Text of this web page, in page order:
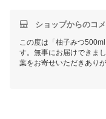
ショップからのコ
この度は「柚子みつ
す。無事にお届けできま
葉をお寄せいただきあり
さしいはちみつの甘さ、